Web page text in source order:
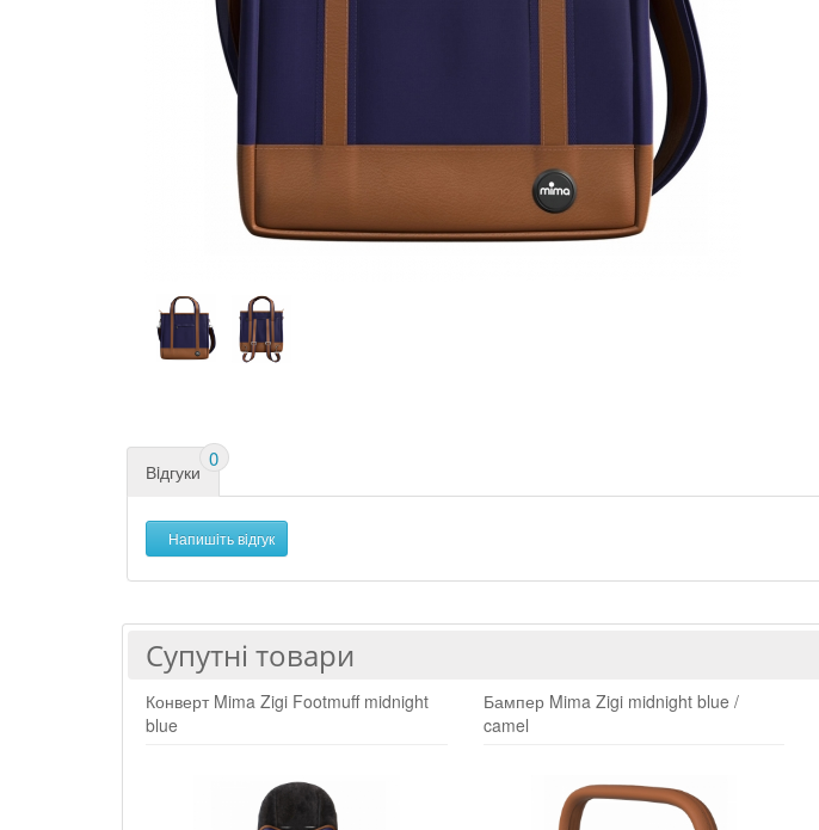
Вiдгуки
0
Напишiть вiдгук
Супутні товари
Конверт Mima Zigi Footmuff midnight
blue
Бампер Mima Zigi midnight blue /
camel